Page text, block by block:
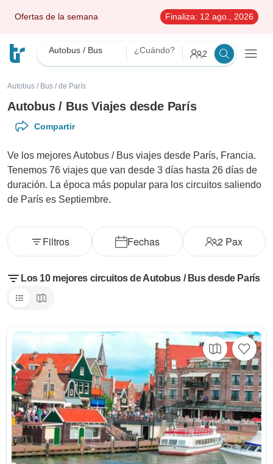
Ofertas de la semana Finaliza: 12 ago., 2026
Autobus / Bus ¿Cuándo? 2
Autobus / Bus / de París
Autobus / Bus Viajes desde París
Compartir
Ve los mejores Autobus / Bus viajes desde París, Francia.
Tenemos 76 viajes que van desde 3 días hasta 26 días de
duración. La época más popular para los circuitos saliendo
de París es Septiembre.
Fechas 2 Pax
Filtros
Los 10 mejores circuitos de Autobus / Bus desde París